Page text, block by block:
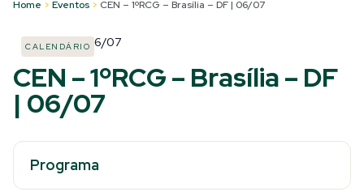
Home > Eventos > CEN – 1ºRCG – Brasília – DF | 06/07
CALENDÁRIO 6/07
CEN – 1ºRCG – Brasília – DF
| 06/07
Programa